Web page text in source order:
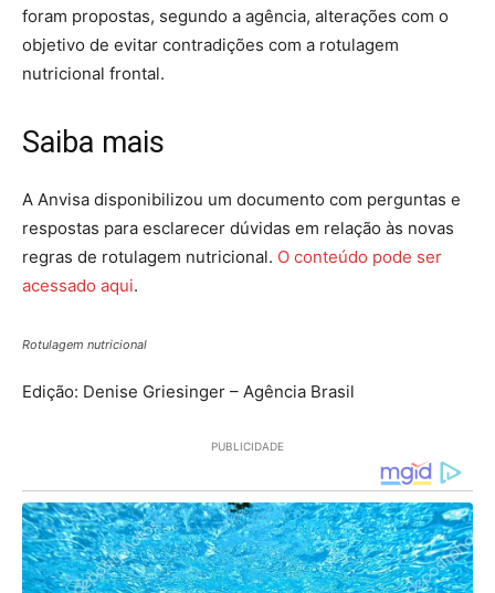
foram propostas, segundo a agência, alterações com o
objetivo de evitar contradições com a rotulagem
nutricional frontal.
Saiba mais
A Anvisa disponibilizou um documento com perguntas e
respostas para esclarecer dúvidas em relação às novas
regras de rotulagem nutricional. O conteúdo pode ser
acessado aqui.
Rotulagem nutricional
Edição: Denise Griesinger – Agência Brasil
PUBLICIDADE